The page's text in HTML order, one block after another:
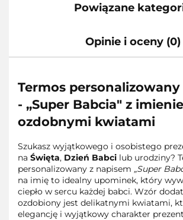
Powiązane
Opinie i oceny (0)
Termos
- „Super Babcia" z
ozdobnymi kwiatami
Szukasz wyjątkowego i osobistego
na Święta, Dzień Babci lub urodziny?
personalizowany z napisem „Super
na imię to idealny upominek, który
ciepło w sercu każdej babci. Wzór
ozdobiony jest delikatnymi kwiatami,
elegancję i wyjątkowy charakter